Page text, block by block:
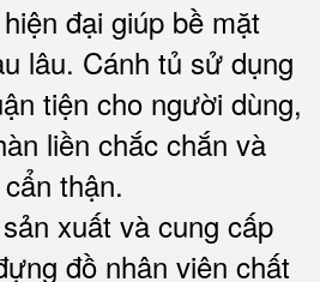
đại giúp bề mặt
lâu. Cánh tủ sử dụng
tiện cho người dùng,
liền chắc chắn và
thận.
sản xuất và cung cấp
đồ nhân viên chất